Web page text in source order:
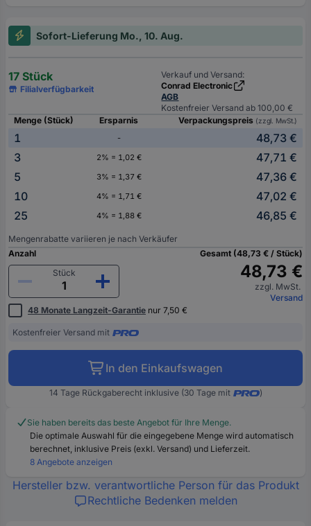
Sofort-Lieferung Mo., 10. Aug.
17 Stück
Filialverfügbarkeit
Verkauf und Versand:
Conrad Electronic
AGB
Kostenfreier Versand ab 100,00 €
Menge (Stück)
Ersparnis Verpackungspreis (zzgl. MwSt.)
1 -
48,73 €
3
2% = 1,02 €
47,71 €
5
3% = 1,37 €
47,36 €
10
4% = 1,71 €
47,02 €
25
4% = 1,88 € 46,85 €
Mengenrabatte variieren je nach Verkäufer
Anzahl
Stück
Gesamt (48,73 € / Stück)
48,73 €
zzgl. MwSt.
Versand
48 Monate Langzeit-Garantie nur 7,50 €
Kostenfreier Versand mit
In den Einkaufswagen
14 Tage Rückgaberecht inklusive (30 Tage mit )
Sie haben bereits das beste Angebot für Ihre Menge.
Die optimale Auswahl für die eingegebene Menge wird automatisch
berechnet, inklusive Preis (exkl. Versand) und Lieferzeit.
8 Angebote anzeigen
Hersteller bzw. verantwortliche Person für das Produkt
Rechtliche Bedenken melden